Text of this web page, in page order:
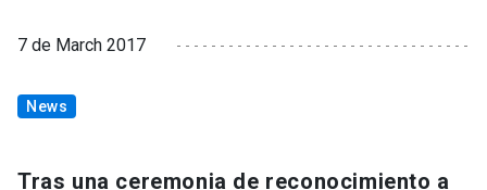
7 de March 2017
News
Tras una ceremonia de reconocimiento a